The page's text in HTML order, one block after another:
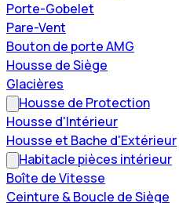
Porte-Gobelet
Pare-Vent
Bouton de porte AMG
Housse de Siège
Glacières
Housse de Protection
Housse d'Intérieur
Housse et Bache d'Extérieur
Habitacle pièces intérieur
Boîte de Vitesse
Ceinture & Boucle de Siège